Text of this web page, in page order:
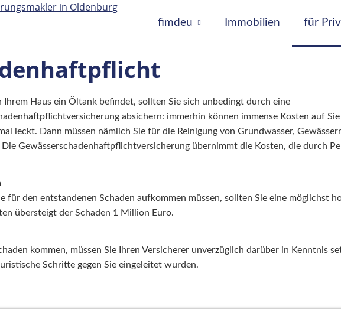
fimdeu Immobilien für
Ihrem Haus ein Öltank befindet, sollten Sie sich unbedingt durch eine
absichern: immerhin können immense Kosten auf
leckt. Dann müssen nämlich Sie für die Reinigung von Grundwasser,
Gewässerschadenhaftpflichtversicherung übernimmt die Kosten, die durch
für den entstandenen Schaden aufkommen müssen, sollten Sie eine möglichst
übersteigt der Schaden 1 Million Euro.
kommen, müssen Sie Ihren Versicherer unverzüglich darüber in Kenntnis
Schritte gegen Sie eingeleitet wurden.